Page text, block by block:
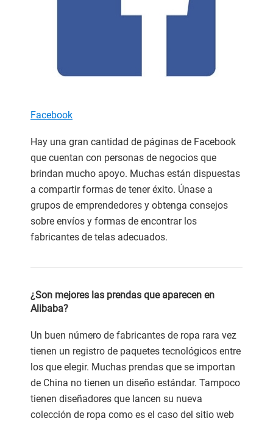
Facebook
Hay una gran cantidad de páginas de Facebook
que cuentan con personas de negocios que
brindan mucho apoyo. Muchas están dispuestas
a compartir formas de tener éxito. Únase a
grupos de emprendedores y obtenga consejos
sobre envíos y formas de encontrar los
fabricantes de telas adecuados.
¿Son mejores las prendas que aparecen en
Alibaba?
Un buen número de fabricantes de ropa rara vez
tienen un registro de paquetes tecnológicos entre
los que elegir. Muchas prendas que se importan
de China no tienen un diseño estándar. Tampoco
tienen diseñadores que lancen su nueva
colección de ropa como es el caso del sitio web